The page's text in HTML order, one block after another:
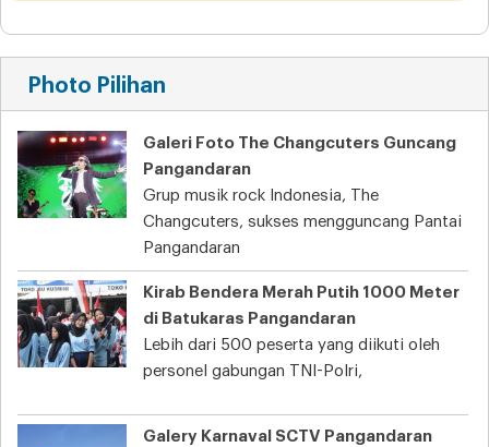
Photo Pilihan
Galeri Foto The Changcuters Guncang
Pangandaran
Grup musik rock Indonesia, The
Changcuters, sukses mengguncang Pantai
Pangandaran
Kirab Bendera Merah Putih 1000 Meter
di Batukaras Pangandaran
Lebih dari 500 peserta yang diikuti oleh
personel gabungan TNI-Polri,
Galery Karnaval SCTV Pangandaran